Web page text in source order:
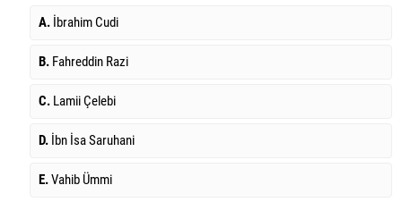
A. İbrahim Cudi
B. Fahreddin Razi
C. Lamii Çelebi
D. İbn İsa Saruhani
E.Vahib Ümmi